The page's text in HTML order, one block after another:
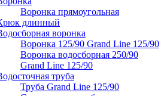
Воронка прямоугольная
длинный
воронка
Воронка 125/90 Grand Line 125/90
Воронка водосборная 250/90
Grand Line 125/90
труба
Труба Grand Line 125/90